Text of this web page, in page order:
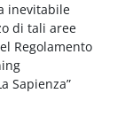
inevitabile
di tali aree
Regolamento
Sapienza”